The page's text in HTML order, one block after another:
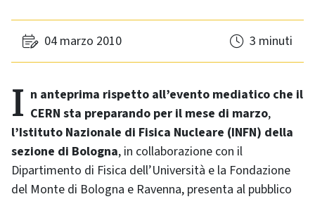
04 marzo 2010 3 minuti
In anteprima rispetto all’evento mediatico che il CERN sta preparando per il mese di marzo,
l’Istituto Nazionale di Fisica Nucleare (INFN) della
sezione di Bologna, in collaborazione con il
Dipartimento di Fisica dell’Università e la Fondazione
del Monte di Bologna e Ravenna, presenta al pubblico